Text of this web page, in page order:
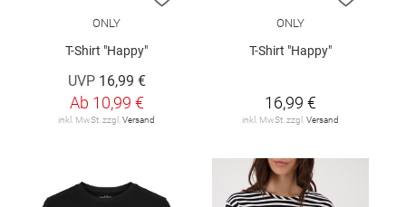
ONLY
T-Shirt "Happy"
UVP 16,99 €
Ab 10,99 €
inkl. MwSt. zzgl.Versand
ONLY
T-Shirt "Happy"
16,99 €
inkl. MwSt. zzgl.Versand